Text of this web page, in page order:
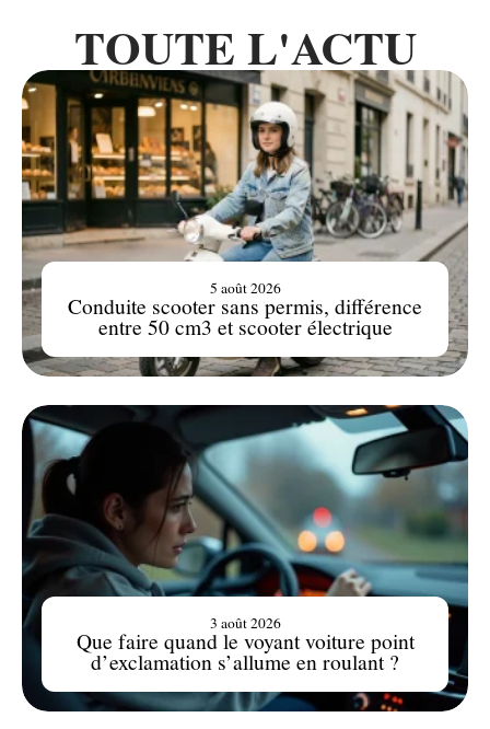
TOUTE L'ACTU
Conduite scooter sans permis, différence
entre 50 cm3 et scooter électrique
5 août 2026
Que faire quand le voyant voiture point
d’exclamation s’allume en roulant ?
3 août 2026